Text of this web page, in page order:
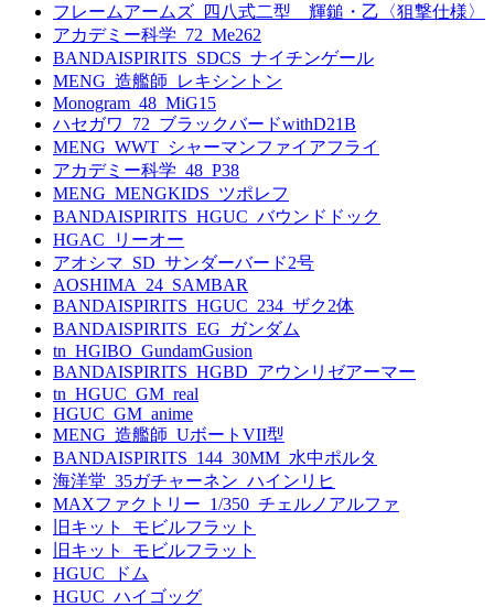
フレームアームズ_四八式二型 輝鎚・乙〈狙撃仕様〉
アカデミー科学_72_Me262
BANDAISPIRITS_SDCS_ナイチンゲール
MENG_造艦師_レキシントン
Monogram_48_MiG15
ハセガワ_72_ブラックバードwithD21B
MENG_WWT_シャーマンファイアフライ
アカデミー科学_48_P38
MENG_MENGKIDS_ツポレフ
BANDAISPIRITS_HGUC_バウンドドック
HGAC_リーオー
アオシマ_SD_サンダーバード2号
AOSHIMA_24_SAMBAR
BANDAISPIRITS_HGUC_234_ザク2体
BANDAISPIRITS_EG_ガンダム
tn_HGIBO_GundamGusion
BANDAISPIRITS_HGBD_アウンリゼアーマー
tn_HGUC_GM_real
HGUC_GM_anime
MENG_造艦師_UボートVII型
BANDAISPIRITS_144_30MM_水中ポルタ
海洋堂_35ガチャーネン_ハインリヒ
MAXファクトリー_1/350_チェルノアルファ
旧キット_モビルフラット
旧キット_モビルフラット
HGUC_ドム
HGUC_ハイゴッグ